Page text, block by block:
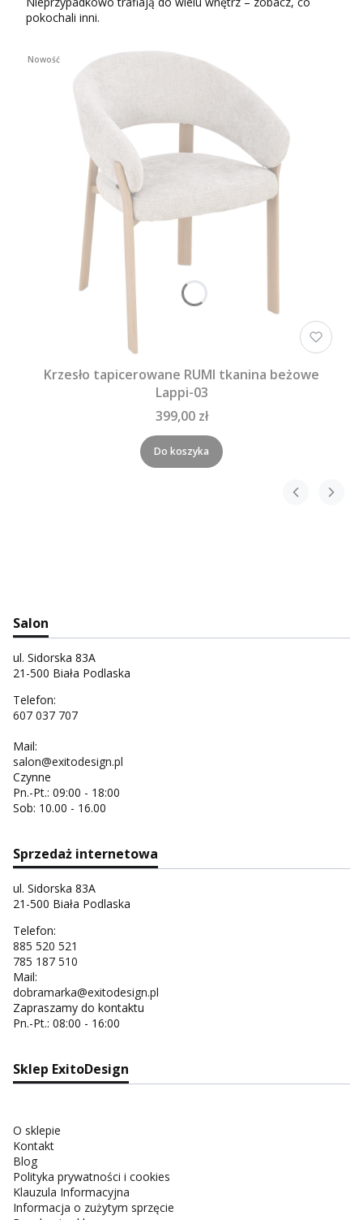
pokochali inni.
Nowość
Krzesło tapicerowane RUMI tkanina beżowe
Lappi-03
399,00 zł
Do koszyka
Salon
ul. Sidorska 83A
21-500 Biała Podlaska
Telefon:
607 037 707
Mail:
salon@exitodesign.pl
Czynne
Pn.-Pt.: 09:00 - 18:00
Sob: 10.00 - 16.00
Sprzedaż internetowa
ul. Sidorska 83A
21-500 Biała Podlaska
Telefon:
885 520 521
785 187 510
Mail:
dobramarka@exitodesign.pl
Zapraszamy do kontaktu
Pn.-Pt.: 08:00 - 16:00
Sklep ExitoDesign
O sklepie
Kontakt
Blog
Polityka prywatności i cookies
Klauzula Informacyjna
Informacja o zużytym sprzęcie